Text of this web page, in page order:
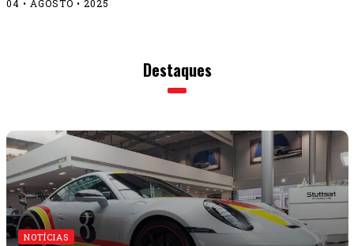
Stuttgart Porsche recebe e expõe um 911 GT3
NOTÍCIAS
Stuttgart Porsche
recebe e expõe um 911 GT3
especial
15 • JULHO • 2026